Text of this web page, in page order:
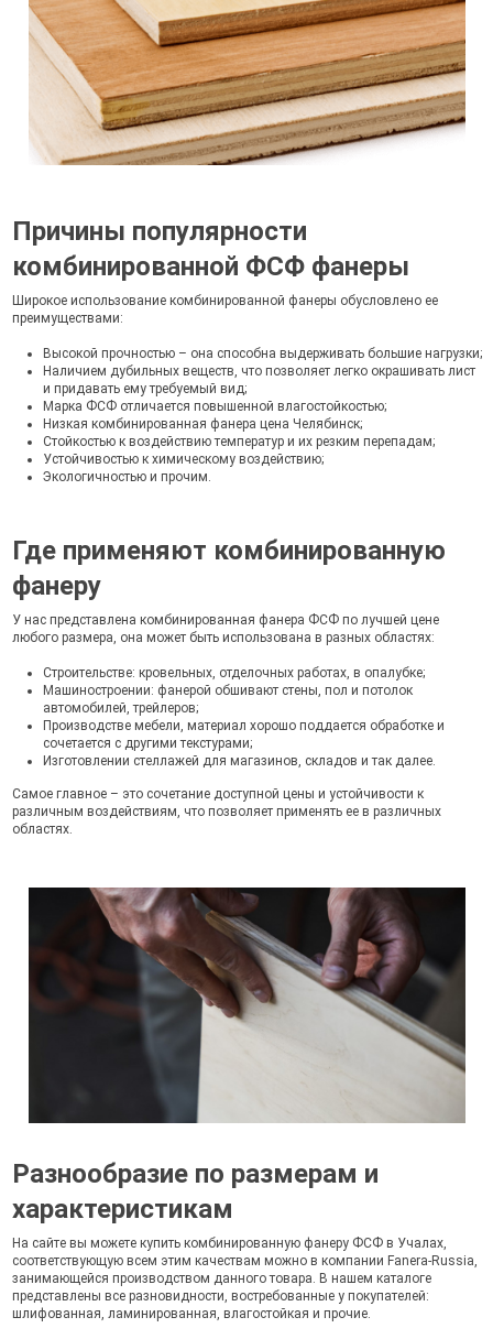
Причины популярности
комбинированной ФСФ фанеры
Широкое использование комбинированной фанеры обусловлено ее
преимуществами:
Высокой прочностью – она способна выдерживать большие нагрузки;
Наличием дубильных веществ, что позволяет легко окрашивать лист
и придавать ему требуемый вид;
Марка ФСФ отличается повышенной влагостойкостью;
Низкая комбинированная фанера цена Челябинск;
Стойкостью к воздействию температур и их резким перепадам;
Устойчивостью к химическому воздействию;
Экологичностью и прочим.
Где применяют комбинированную
фанеру
У нас представлена комбинированная фанера ФСФ по лучшей цене
любого размера, она может быть использована в разных областях:
Строительстве: кровельных, отделочных работах, в опалубке;
Машиностроении: фанерой обшивают стены, пол и потолок
автомобилей, трейлеров;
Производстве мебели, материал хорошо поддается обработке и
сочетается с другими текстурами;
Изготовлении стеллажей для магазинов, складов и так далее.
Самое главное – это сочетание доступной цены и устойчивости к
различным воздействиям, что позволяет применять ее в различных
областях.
Разнообразие по размерам и
характеристикам
На сайте вы можете купить комбинированную фанеру ФСФ в Учалах,
соответствующую всем этим качествам можно в компании Fanera-Russia,
занимающейся производством данного товара. В нашем каталоге
представлены все разновидности, востребованные у покупателей:
шлифованная, ламинированная, влагостойкая и прочие.